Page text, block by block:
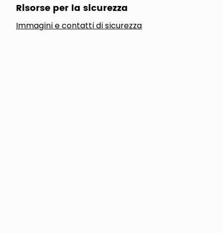
Risorse per la sicurezza
Immagini e contatti di sicurezza